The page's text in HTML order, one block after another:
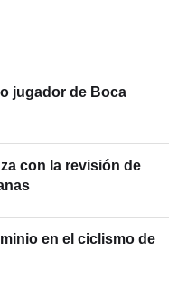
jugador de Boca
con la revisión de
en el ciclismo de